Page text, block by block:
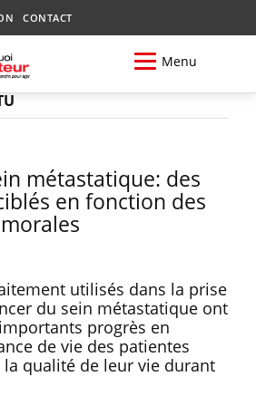
CONTACT
Menu
métastatique: des
en fonction des
utilisés dans la prise
du sein métastatique ont
progrès en
de vie des patientes
la qualité de leur vie durant